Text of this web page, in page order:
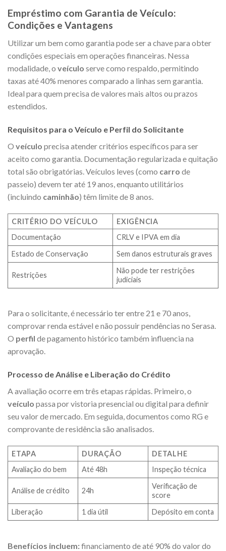
Empréstimo com Garantia de Veículo:
Condições e Vantagens
Utilizar um bem como garantia pode ser a chave para obter
condições especiais em operações financeiras. Nessa
modalidade, o veículo serve como respaldo, permitindo
taxas até 40% menores comparado a linhas sem garantia.
Ideal para quem precisa de valores mais altos ou prazos
estendidos.
Requisitos para o Veículo e Perfil do Solicitante
O veículo precisa atender critérios específicos para ser
aceito como garantia. Documentação regularizada e quitação
total são obrigatórias. Veículos leves (como carro de
passeio) devem ter até 19 anos, enquanto utilitários
(incluindo caminhão) têm limite de 8 anos.
CRITÉRIO DO VEÍCULO
EXIGÊNCIA
Documentação
CRLV e IPVA em dia
Estado de Conservação
Sem danos estruturais graves
Restrições
Não pode ter restrições
judiciais
Para o solicitante, é necessário ter entre 21 e 70 anos,
comprovar renda estável e não possuir pendências no Serasa.
O perfil de pagamento histórico também influencia na
aprovação.
Processo de Análise e Liberação do Crédito
A avaliação ocorre em três etapas rápidas. Primeiro, o
veículo passa por vistoria presencial ou digital para definir
seu valor de mercado. Em seguida, documentos como RG e
comprovante de residência são analisados.
ETAPA DURAÇÃO
DETALHE
Avaliação do bem
Até 48h Inspeção técnica
Análise de crédito 24h
Verificação de
score
Liberação
1 dia útil Depósito em conta
Benefícios incluem:financiamento de até 90% do valor do